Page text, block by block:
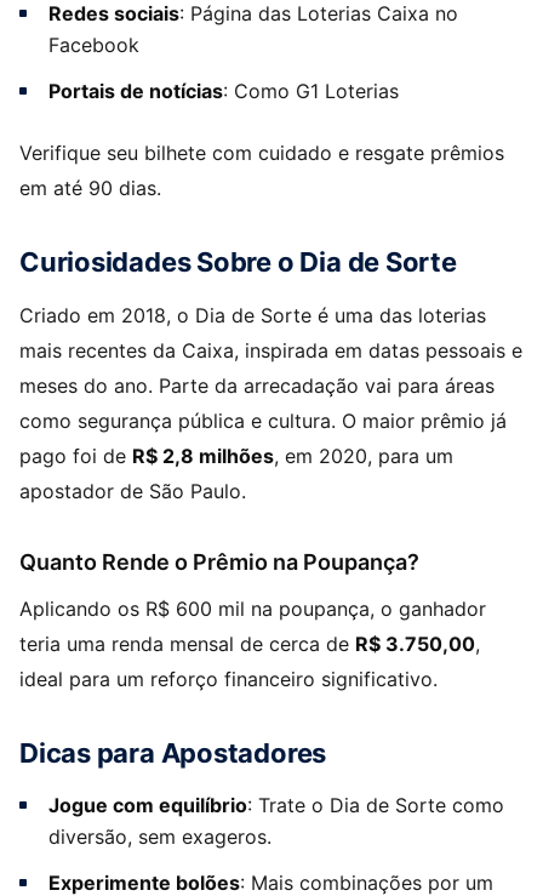
Redes sociais: Página das Loterias Caixa no
Facebook
Portais de notícias: Como G1 Loterias
Verifique seu bilhete com cuidado e resgate prêmios
em até 90 dias.
Curiosidades Sobre o Dia de Sorte
Criado em 2018, o Dia de Sorte é uma das loterias
mais recentes da Caixa, inspirada em datas pessoais e
meses do ano. Parte da arrecadação vai para áreas
como segurança pública e cultura. O maior prêmio já
pago foi de R$ 2,8 milhões, em 2020, para um
apostador de São Paulo.
Quanto Rende o Prêmio na Poupança?
Aplicando os R$ 600 mil na poupança, o ganhador
teria uma renda mensal de cerca de R$ 3.750,00,
ideal para um reforço financeiro significativo.
Dicas para Apostadores
Jogue com equilíbrio: Trate o Dia de Sorte como
diversão, sem exageros.
Experimente bolões: Mais combinações por um